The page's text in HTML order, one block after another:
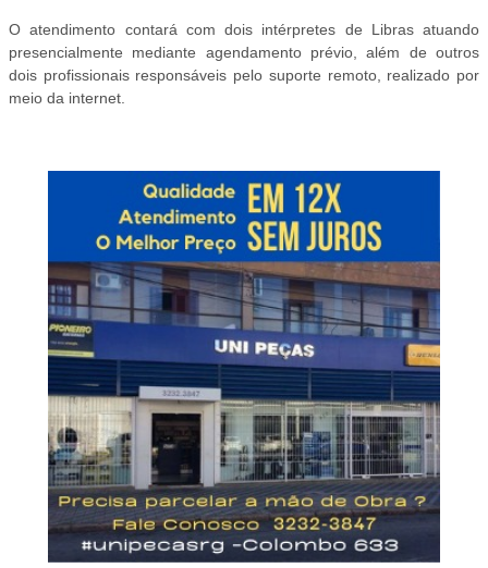
O atendimento contará com dois intérpretes de Libras atuando
presencialmente mediante agendamento prévio, além de outros
dois profissionais responsáveis pelo suporte remoto, realizado por
meio da internet.